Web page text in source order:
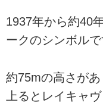
1937年から約40
ークのシンボルで
約75mの高さが
上るとレイキャ